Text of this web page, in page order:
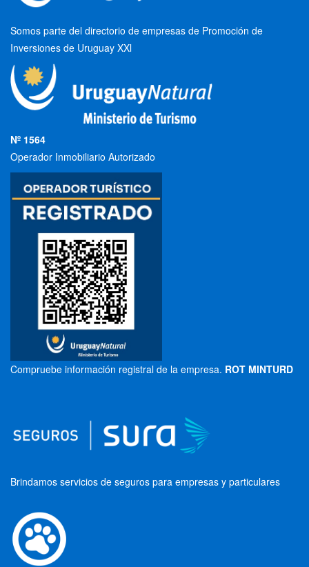
Somos parte del directorio de empresas de Promoción de
Inversiones de Uruguay XXl
Nº 1564
Operador Inmobiliario Autorizado
Compruebe información registral de la empresa. ROT MINTURD
Brindamos servicios de seguros para empresas y particulares